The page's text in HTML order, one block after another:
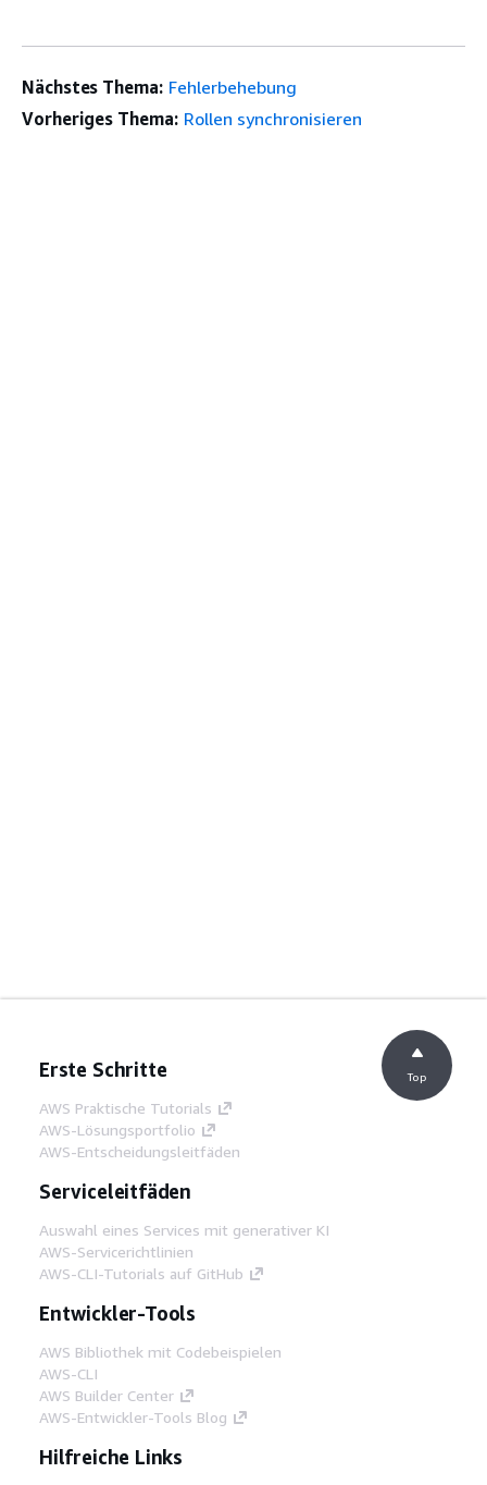
Nächstes Thema: Fehlerbehebung
Vorheriges Thema: Rollen synchronisieren
Erste Schritte
AWS Praktische Tutorials
AWS-Lösungsportfolio
AWS-Entscheidungsleitfäden
Serviceleitfäden
Auswahl eines Services mit generativer KI
AWS-Servicerichtlinien
AWS-CLI-Tutorials auf GitHub
Entwickler-Tools
AWS Bibliothek mit Codebeispielen
AWS-CLI
AWS Builder Center
AWS-Entwickler-Tools Blog
Hilfreiche Links
Top